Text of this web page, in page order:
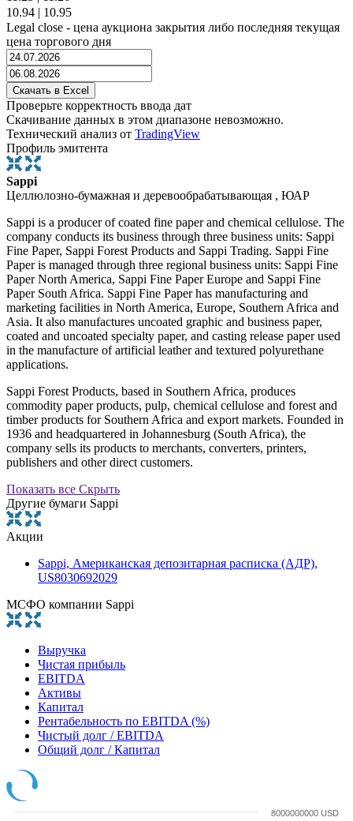
10.94 | 10.95
Legal close - цена аукциона закрытия либо последняя текущая
цена торгового дня
Проверьте корректность ввода дат
Скачивание данных в этом диапазоне невозможно.
Технический анализ от TradingView
Профиль эмитента
Sappi
Целлюлозно-бумажная и деревообрабатывающая , ЮАР
Sappi is a producer of coated fine paper and chemical cellulose. The
company conducts its business through three business units: Sappi
Fine Paper, Sappi Forest Products and Sappi Trading. Sappi Fine
Paper is managed through three regional business units: Sappi Fine
Paper North America, Sappi Fine Paper Europe and Sappi Fine
Paper South Africa. Sappi Fine Paper has manufacturing and
marketing facilities in North America, Europe, Southern Africa and
Asia. It also manufactures uncoated graphic and business paper,
coated and uncoated specialty paper, and casting release paper used
in the manufacture of artificial leather and textured polyurethane
applications.
Sappi Forest Products, based in Southern Africa, produces
commodity paper products, pulp, chemical cellulose and forest and
timber products for Southern Africa and export markets. Founded in
1936 and headquartered in Johannesburg (South Africa), the
company sells its products to merchants, converters, printers,
publishers and other direct customers.
Показать все Скрыть
Другие бумаги Sappi
Акции
Sappi, Американская депозитарная расписка (АДР),
US8030692029
МСФО компании Sappi
Выручка
Чистая прибыль
EBITDA
Активы
Капитал
Рентабельность по EBITDA (%)
Чистый долг / EBITDA
Общий долг / Капитал
8000000000 USD